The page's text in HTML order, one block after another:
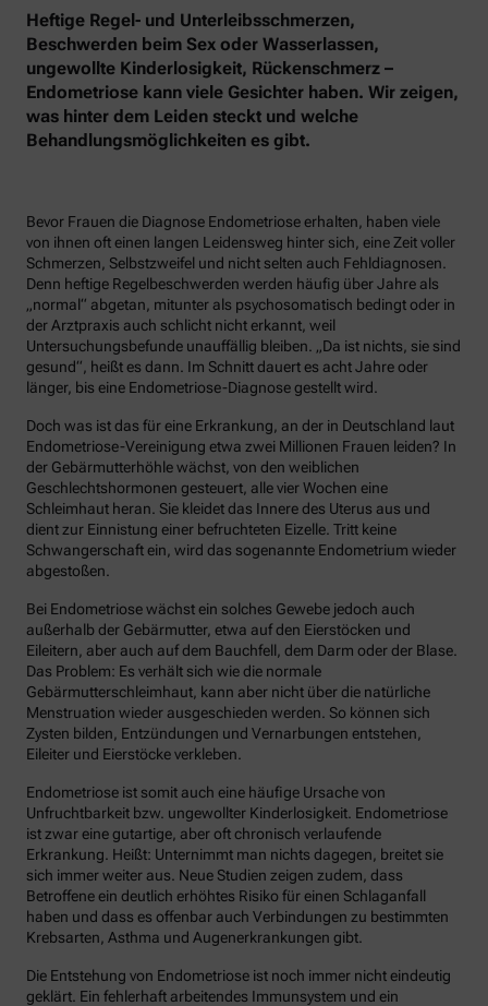
Heftige Regel- und Unterleibsschmerzen,
Beschwerden beim Sex oder Wasserlassen,
ungewollte Kinderlosigkeit, Rückenschmerz –
Endometriose kann viele Gesichter haben. Wir zeigen,
was hinter dem Leiden steckt und welche
Behandlungsmöglichkeiten es gibt.
Bevor Frauen die Diagnose Endometriose erhalten, haben viele
von ihnen oft einen langen Leidensweg hinter sich, eine Zeit voller
Schmerzen, Selbstzweifel und nicht selten auch Fehldiagnosen.
Denn heftige Regelbeschwerden werden häufig über Jahre als
„normal“ abgetan, mitunter als psychosomatisch bedingt oder in
der Arztpraxis auch schlicht nicht erkannt, weil
Untersuchungsbefunde unauffällig bleiben. „Da ist nichts, sie sind
gesund“, heißt es dann. Im Schnitt dauert es acht Jahre oder
länger, bis eine Endometriose-Diagnose gestellt wird.
Doch was ist das für eine Erkrankung, an der in Deutschland laut
Endometriose-Vereinigung etwa zwei Millionen Frauen leiden? In
der Gebärmutterhöhle wächst, von den weiblichen
Geschlechtshormonen gesteuert, alle vier Wochen eine
Schleimhaut heran. Sie kleidet das Innere des Uterus aus und
dient zur Einnistung einer befruchteten Eizelle. Tritt keine
Schwangerschaft ein, wird das sogenannte Endometrium wieder
abgestoßen.
Bei Endometriose wächst ein solches Gewebe jedoch auch
außerhalb der Gebärmutter, etwa auf den Eierstöcken und
Eileitern, aber auch auf dem Bauchfell, dem Darm oder der Blase.
Das Problem: Es verhält sich wie die normale
Gebärmutterschleimhaut, kann aber nicht über die natürliche
Menstruation wieder ausgeschieden werden. So können sich
Zysten bilden, Entzündungen und Vernarbungen entstehen,
Eileiter und Eierstöcke verkleben.
Endometriose ist somit auch eine häufige Ursache von
Unfruchtbarkeit bzw. ungewollter Kinderlosigkeit. Endometriose
ist zwar eine gutartige, aber oft chronisch verlaufende
Erkrankung. Heißt: Unternimmt man nichts dagegen, breitet sie
sich immer weiter aus. Neue Studien zeigen zudem, dass
Betroffene ein deutlich erhöhtes Risiko für einen Schlaganfall
haben und dass es offenbar auch Verbindungen zu bestimmten
Krebsarten, Asthma und Augenerkrankungen gibt.
Die Entstehung von Endometriose ist noch immer nicht eindeutig
geklärt. Ein fehlerhaft arbeitendes Immunsystem und ein